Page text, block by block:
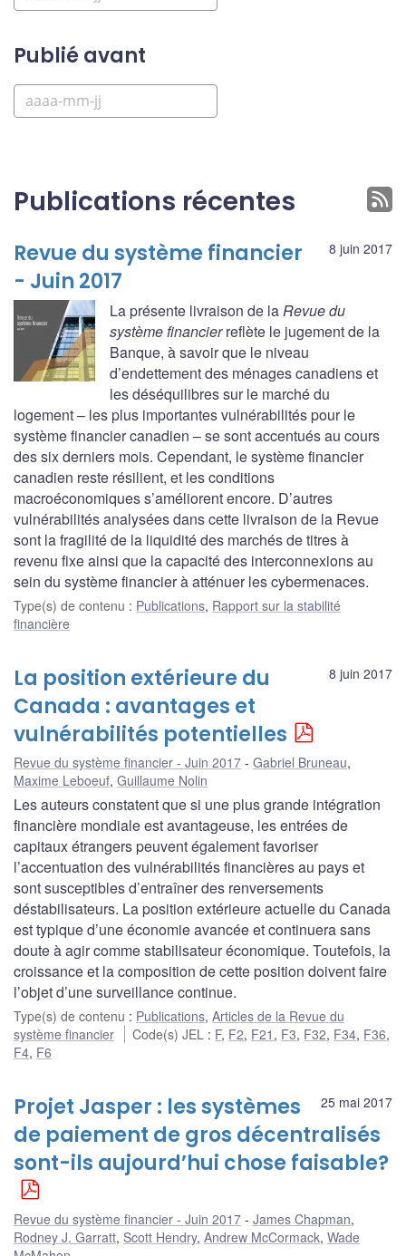
Publié avant
Publications récentes
8 juin 2017
Revue du système financier
- Juin 2017
La présente livraison de laRevue du
système financierreflète le jugement de la
Banque, à savoir que le niveau
d’endettement des ménages canadiens et
les déséquilibres sur le marché du
logement – les plus importantes vulnérabilités pour le
système financier canadien – se sont accentués au cours
des six derniers mois. Cependant, le système financier
canadien reste résilient, et les conditions
macroéconomiques s’améliorent encore. D’autres
vulnérabilités analysées dans cette livraison de la Revue
sont la fragilité de la liquidité des marchés de titres à
revenu fixe ainsi que la capacité des interconnexions au
sein du système financier à atténuer les cybermenaces.
Type(s) de contenu : Publications, Rapport sur la stabilité
financière
8 juin 2017
La position extérieure du
Canada : avantages et
vulnérabilités potentielles
Revue du système financier - Juin 2017 Gabriel Bruneau,
Maxime Leboeuf, Guillaume Nolin
Les auteurs constatent que si une plus grande intégration
financière mondiale est avantageuse, les entrées de
capitaux étrangers peuvent également favoriser
l’accentuation des vulnérabilités financières au pays et
sont susceptibles d’entraîner des renversements
déstabilisateurs. La position extérieure actuelle du Canada
est typique d’une économie avancée et continuera sans
doute à agir comme stabilisateur économique. Toutefois, la
croissance et la composition de cette position doivent faire
l’objet d’une surveillance continue.
Type(s) de contenu : Publications, Articles de la Revue du
système financier
Code(s) JEL : F, F2, F21 , F3, F32, F34, F36,
F4, F6
25 mai 2017
Projet Jasper : les systèmes
de paiement de gros décentralisés
sont-ils aujourd’hui chose faisable?
Revue du système financier - Juin 2017 James Chapman,
Rodney J. Garratt, Scott Hendry, Andrew McCormack, Wade